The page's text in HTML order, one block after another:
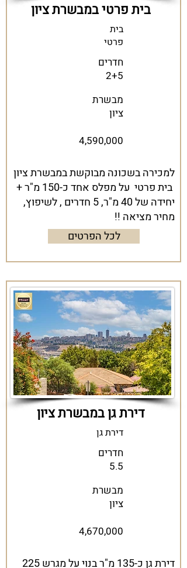
בית פרטי במבשרת ציון
בית
פרטי
חדרים
2+5
מבשרת
ציון
4,590,000
למכירה בשכונה מבוקשת במבשרת ציון
בית פרטי על מפלס אחד כ-150 מ"ר +
יחידה של 40 מ"ר, 5 חדרים , לשיפוץ,
מחיר מציאה !!
לכל הפרטים
דירת גן במבשרת ציון
דירת גן
חדרים
5.5
מבשרת
ציון
4,670,000
דירת גן כ-135 מ"ר בנוי על מגרש 225